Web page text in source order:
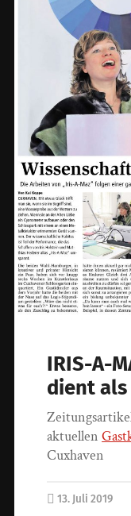
IRIS-A-
dient
aktuellen
Cuxhaven
13. Juli 2019